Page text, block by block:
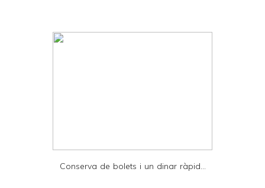
n
Conserva de bolets i un dinar ràpid...